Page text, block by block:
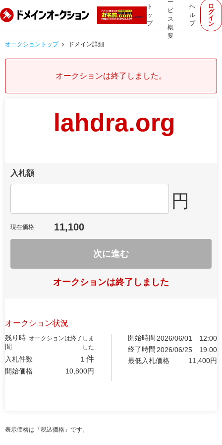
ト
ッ
プ
ー
ビ
ス
概
要
ヘ
ル
プ
ロ
グ
イ
ン
オークショントップ ドメイン詳細
オークションは終了しました。
lahdra.org
入札額
円
現在価格 11,100
次に進む
オークションは終了しました
オークション状況
残り時
間
オークションは終了しま
した
入札件数 1 件
開始価格 10,800円
開始時間 2026/06/01
12:00
終了時間 2026/06/25
19:00
最低入札価格
11,400円
表示価格は「税込価格」です。